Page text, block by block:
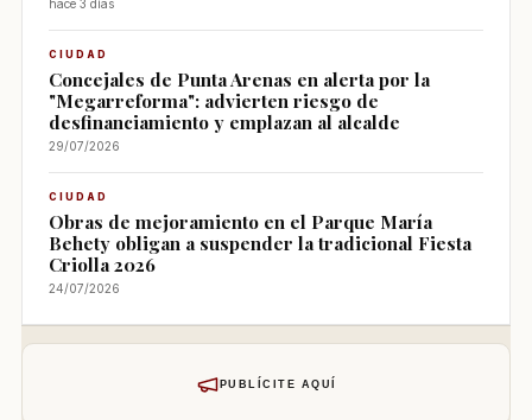
hace 3 días
CIUDAD
Concejales de Punta Arenas en alerta por la
"Megarreforma": advierten riesgo de
desfinanciamiento y emplazan al alcalde
29/07/2026
CIUDAD
Obras de mejoramiento en el Parque María
Behety obligan a suspender la tradicional Fiesta
Criolla 2026
24/07/2026
PUBLÍCITE AQUÍ